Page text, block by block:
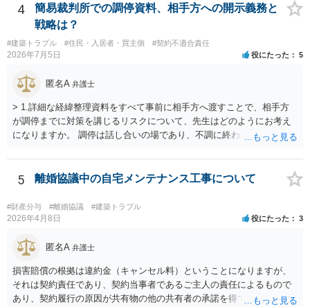
4
簡易裁判所での調停資料、相手方への開示義務と
戦略は？
#建築トラブル #住民・入居者・買主側 #契約不適合責任
2026年7月5日 役にたった 5
匿名A 弁護士
> 1.詳細な経緯整理資料をすべて事前に相手方へ渡すことで、相手方
が調停までに対策を講じるリスクについて、先生はどのようにお考え
になりますか。 調停は話し合いの場であり、不調に終われば訴訟で解
いう姑息な手段は使えませんし、公平かつ納得のできる解決というの
は、当事者と裁判所が同じ主張と証拠関係を踏まえた上で初めて実現
できるものだと考えます。 > 2.また、開示する範囲や内容の見せ方に
ついて、何か工夫できる点があればご教示いただけますでしょうか。
弁護士によって考え方が異なるかもしれませんが、資料の一部を相手
にとって不利な事実が隠されているという推認を働かせることに繋が
るリスクがあります（もちろん、争点と全く無関係な部分をマスキン
グ等することはありますが、それは手続戦略とは別の問題です）。 裁
判所は公平な第三者であり、調停委員会に与える心証も考慮する必要
があります。手続を有利に進めたいのであれば、証拠の出し方より
5 離婚協議中の自宅メンテナンス工事について
#財産分与 #離婚協議 #建築トラブル
2026年4月8日 役にたった 3
匿名A 弁護士
損害賠償の根拠は違約金（キャンセル料）ということになりますが、
それは契約責任であり、契約当事者であるご主人の責任によるもので
あり、契約履行の原因が共有物の他の共有者の承諾を得ていなかった